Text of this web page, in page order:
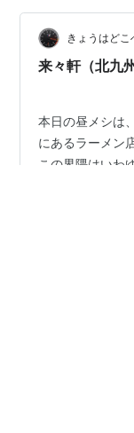
さらに5分後、
きょうはど
来々軒（北九
本日の昼メシは
にあるラーメン
この界隈はいわ